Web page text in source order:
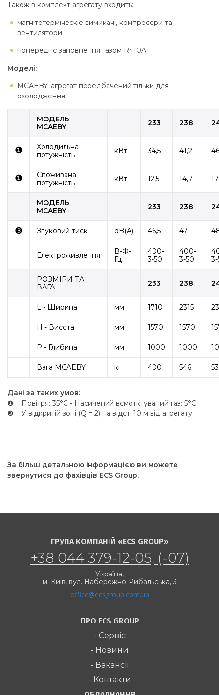
Також в комплект агрегату входить:
магнітотерміческіе вимикачі, компресори та
вентилятори;
попереднє заповнення газом R410A.
Моделі:
MCAEBY: агрегат передбачений тільки для
охолодження.
МОДЕЛЬ
MCAEBY
233 238
❶
Холодильна
потужність
кВт 34,5 41,2
❶
Споживана
потужність
кВт 12,5 14,7
МОДЕЛЬ
MCAEBY
233 238
❸ Звуковий тиск dB(A) 46,5 47
Електроживлення
В-Ф-
Гц
400-
3-50
400-
3-50
РОЗМІРИ ТА
ВАГА
233 238
L - Ширина мм 1710 2315
H - Висота мм 1570 1570
P - Глибина мм 1000 1000
Вага MCAEBY кг 400 546
Дані за таких умов:
❶ Повітря: 35°C - Насичений всмотктуваний газ: 5°C.
❸ У відкритій зоні (Q = 2) на відст. 10 м від агрегату.
За більш детальною інформацією ви можете
звернутися до фахівців ECS Group.
ПРО ECS GROUP
- Сервіс
- Новини
- Вакансії
- Контакти
ГРУПА КОМПАНІЙ «ECS GROUP»
+38 044 379-12-05, (-07)
Україна,
м. Київ, вул. Набережно-Рибальська, 3
office@ecsgroup.com.ua